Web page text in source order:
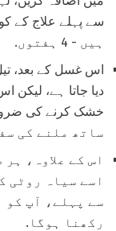
ہیں - 4 ہفتوں.
اس غسل کے بعد،
دیا جاتا ہے، لیکن
ساتھ ملنے کی
اس کے علاوہ،
اسے سیاہ روٹی
سے پہلے، آپ کو
رکھنا ہوگا.